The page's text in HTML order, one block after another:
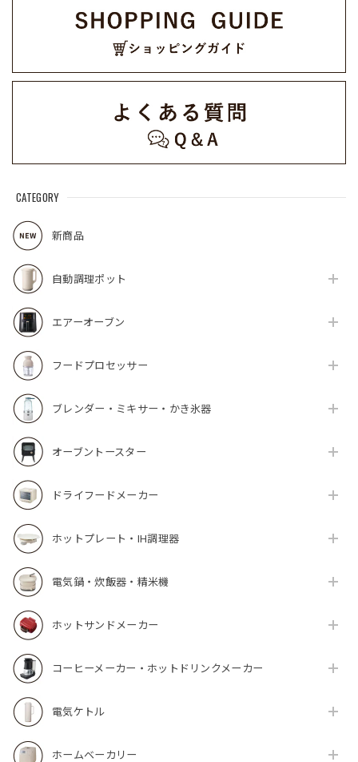
CATEGORY
新商品
自動調理ポット
エアーオーブン
フードプロセッサー
ブレンダー・ミキサー・かき氷器
オーブントースター
ドライフードメーカー
ホットプレート・IH調理器
電気鍋・炊飯器・精米機
ホットサンドメーカー
コーヒーメーカー・ホットドリンクメーカー
電気ケトル
ホームベーカリー